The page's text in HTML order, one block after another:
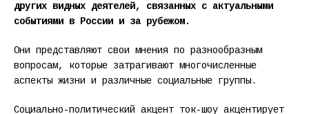
других видных деятелей, связанных с актуальными
событиями в России и за рубежом.
Они представляют свои мнения по разнообразным
вопросам, которые затрагивают многочисленные
аспекты жизни и различные социальные группы.
Социально-политический акцент ток-шоу акцентирует